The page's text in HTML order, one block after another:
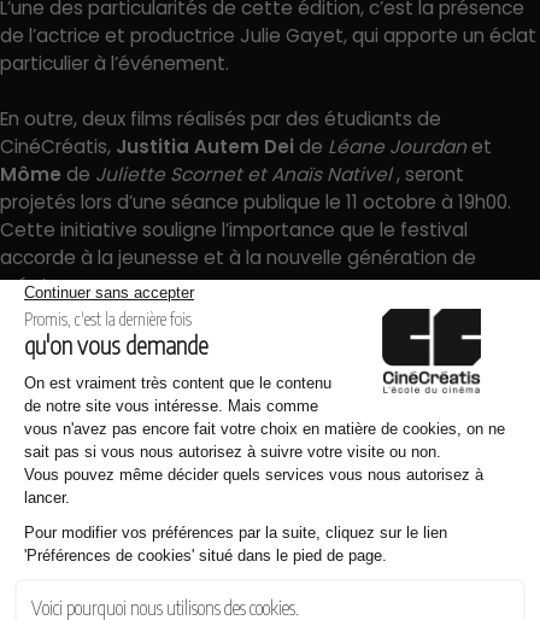
L’une des particularités de cette édition, c’est la présence
de l’actrice et productrice Julie Gayet, qui apporte un éclat
particulier à l’événement.
En outre, deux films réalisés par des étudiants de
CinéCréatis, Justitia Autem Dei de Léane Jourdanet
Môme de Juliette Scornet et Anaïs Nativel, seront
projetés lors d’une séance publique le 11 octobre à 19h00.
Cette initiative souligne l’importance que le festival
accorde à la jeunesse et à la nouvelle génération de
créateurs.
Le Festival Creatvty promet d’être un moment fort de la
scène audiovisuelle française, rassemblant passionnés et
professionnels dans un cadre inspirant.
Le programme Creatvty
Les dernières news